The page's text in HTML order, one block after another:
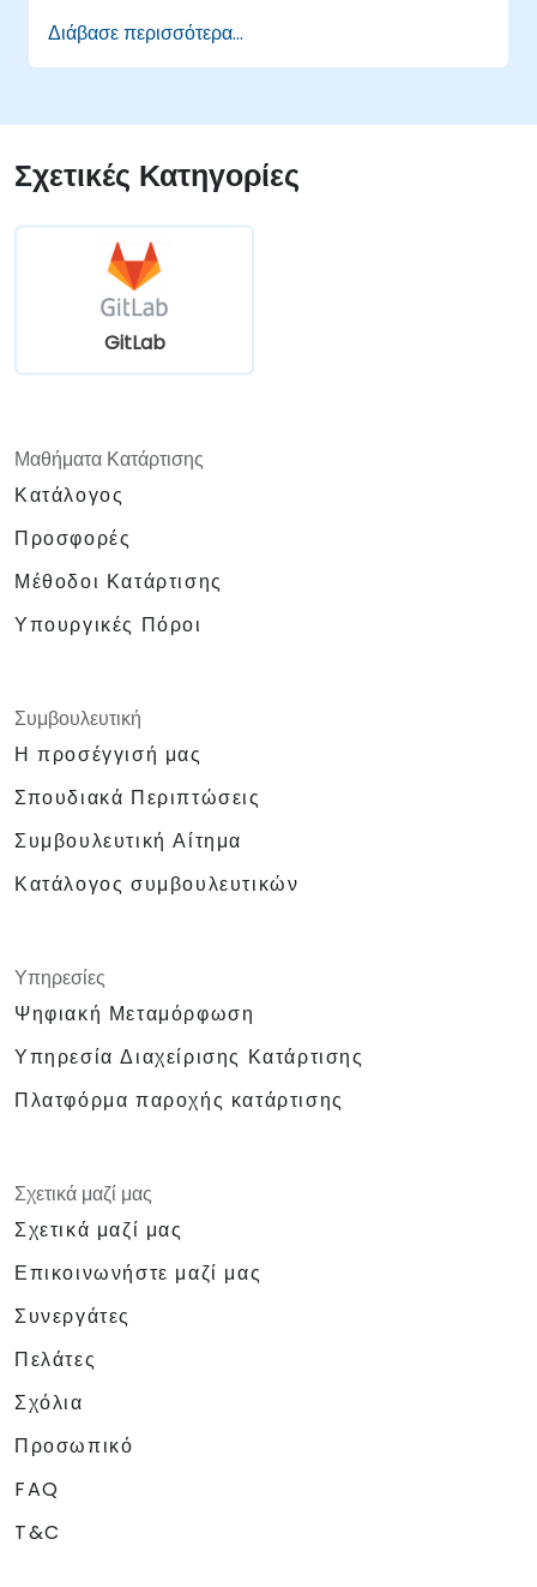
περιβάλλον νέφους βασισμένο σε κοντέινερ.
Διάβασε περισσότερα...
Σχετικές Κατηγορίες
GitLab
Μαθήματα Κατάρτισης
Κατάλογος
Προσφορές
Μέθοδοι Κατάρτισης
Υπουργικές Πόροι
Συμβουλευτική
Η προσέγγισή μας
Σπουδιακά Περιπτώσεις
Συμβουλευτική Αίτημα
Κατάλογος συμβουλευτικών
Υπηρεσίες
Ψηφιακή Μεταμόρφωση
Υπηρεσία Διαχείρισης Κατάρτισης
Πλατφόρμα παροχής κατάρτισης
Σχετικά μαζί μας
Σχετικά μαζί μας
Επικοινωνήστε μαζί μας
Συνεργάτες
Πελάτες
Σχόλια
Προσωπικό
FAQ
T&C